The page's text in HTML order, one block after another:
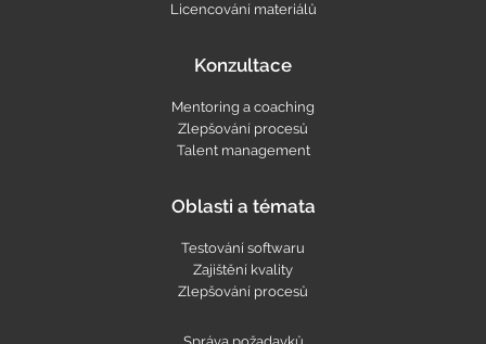
Licencování materiálů
Konzultace
Mentoring a coaching
Zlepšování procesů
Talent management
Oblasti a témata
Testování softwaru
Zajištění kvality
Zlepšování procesů